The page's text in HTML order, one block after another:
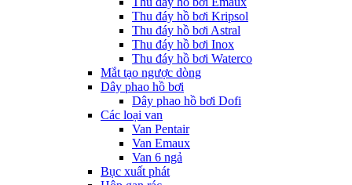
Thu đáy hồ bơi Kripsol
Thu đáy hồ bơi Astral
Thu đáy hồ bơi Inox
Thu đáy hồ bơi Waterco
Mắt tạo ngược dòng
Dây phao hồ bơi
Dây phao hồ bơi Dofi
Các loại van
Van Pentair
Van Emaux
Van 6 ngả
Bục xuất phát